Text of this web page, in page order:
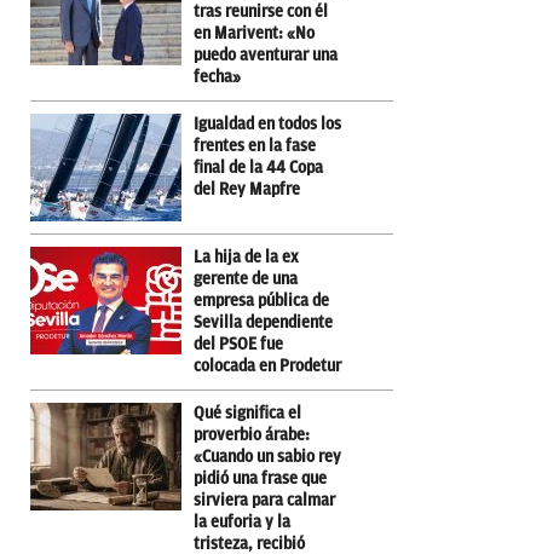
tras reunirse con él
en Marivent: «No
puedo aventurar una
fecha»
Igualdad en todos los
frentes en la fase
final de la 44 Copa
del Rey Mapfre
La hija de la ex
gerente de una
empresa pública de
Sevilla dependiente
del PSOE fue
colocada en Prodetur
Qué significa el
proverbio árabe:
«Cuando un sabio rey
pidió una frase que
sirviera para calmar
la euforia y la
tristeza, recibió